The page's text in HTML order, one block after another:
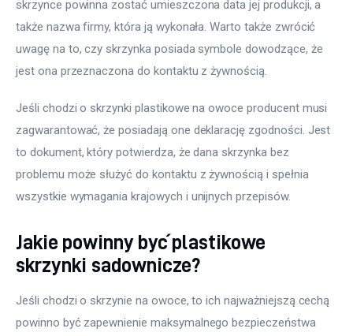
skrzynce powinna zostać umieszczona data jej produkcji, a
także nazwa firmy, która ją wykonała. Warto także zwrócić
uwagę na to, czy skrzynka posiada symbole dowodzące, że
jest ona przeznaczona do kontaktu z żywnością.
Jeśli chodzi o skrzynki plastikowe na owoce producent musi
zagwarantować, że posiadają one deklarację zgodności. Jest
to dokument, który potwierdza, że dana skrzynka bez
problemu może służyć do kontaktu z żywnością i spełnia
wszystkie wymagania krajowych i unijnych przepisów.
Jakie powinny być plastikowe
skrzynki sadownicze?
Jeśli chodzi o skrzynie na owoce, to ich najważniejszą cechą
powinno być zapewnienie maksymalnego bezpieczeństwa